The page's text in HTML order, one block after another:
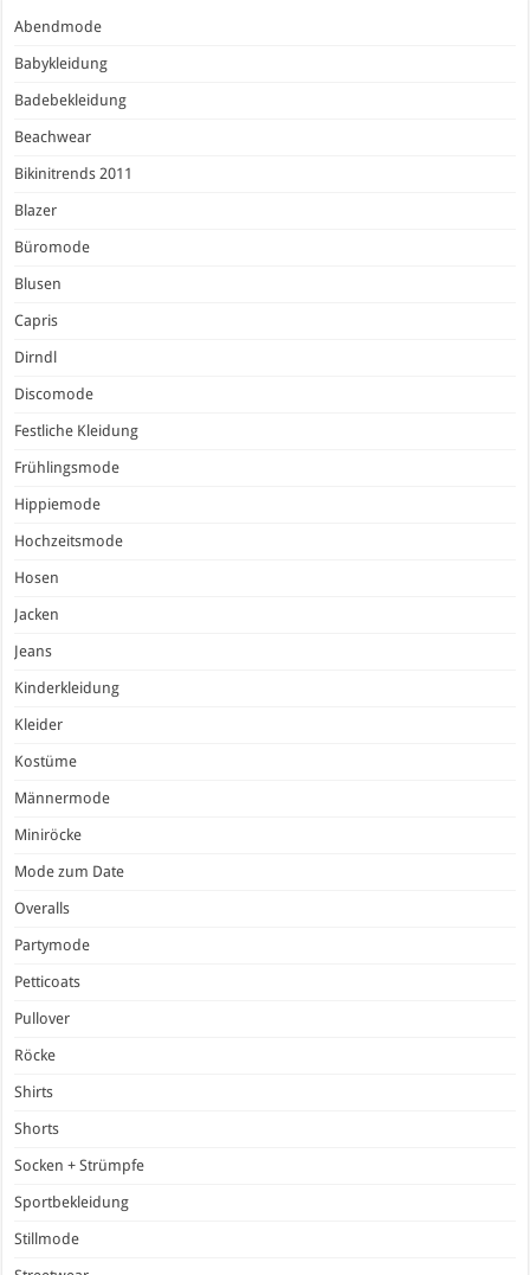
Abendmode
Babykleidung
Badebekleidung
Beachwear
Bikinitrends 2011
Blazer
Büromode
Blusen
Capris
Dirndl
Discomode
Festliche Kleidung
Frühlingsmode
Hippiemode
Hochzeitsmode
Hosen
Jacken
Jeans
Kinderkleidung
Kleider
Kostüme
Männermode
Miniröcke
Mode zum Date
Overalls
Partymode
Petticoats
Pullover
Röcke
Shirts
Shorts
Socken + Strümpfe
Sportbekleidung
Stillmode